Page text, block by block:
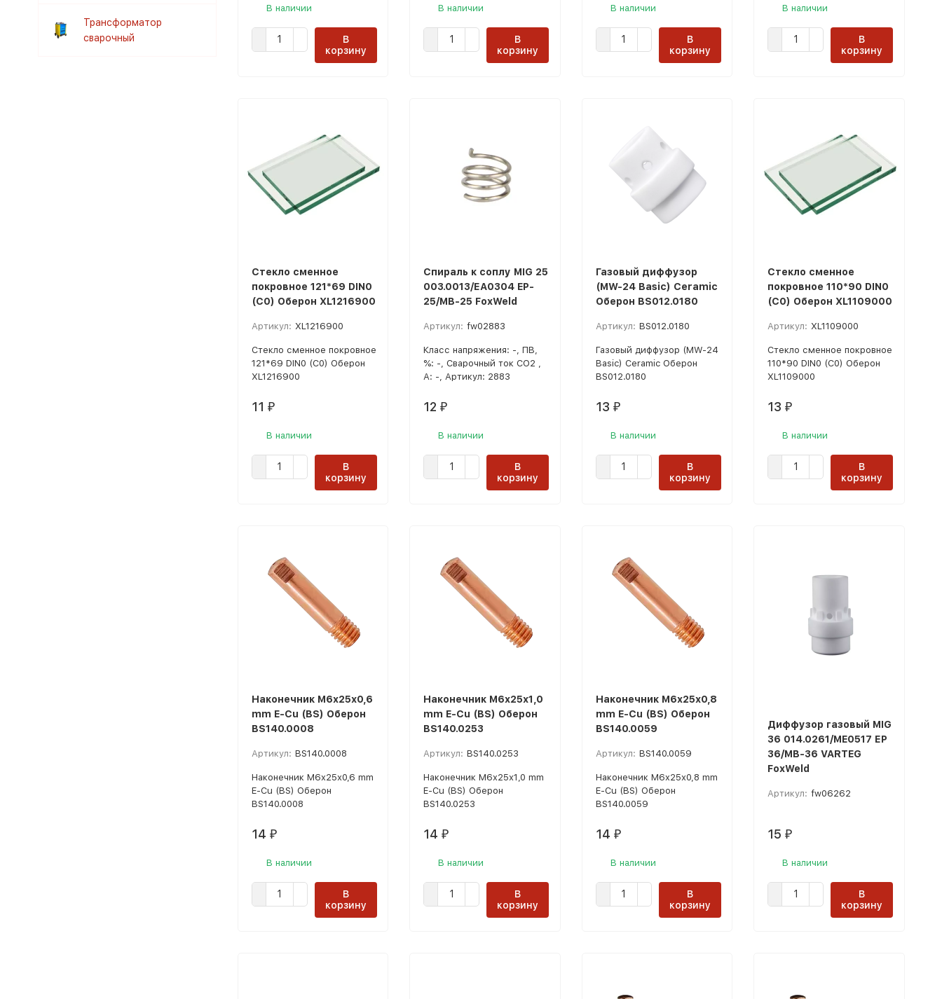
В наличии
В
корзину
В наличии
В
корзину
В наличии
В
корзину
В наличии
В
корзину
Стекло сменное
покровное 121*69 DIN0
(C0) Оберон XL1216900
Артикул: XL1216900
Стекло сменное покровное
121*69 DIN0 (C0) Оберон
XL1216900
11 ₽
В наличии
В
корзину
Спираль к соплу MIG 25
003.0013/ЕА0304 EP-
25/MB-25 FoxWeld
Артикул: fw02883
Класс напряжения: -, ПВ,
%: -, Сварочный ток CO2 ,
А: -, Артикул: 2883
12 ₽
В наличии
В
корзину
Газовый диффузор
(MW-24 Basic) Ceramic
Оберон BS012.0180
Артикул: BS012.0180
Газовый диффузор (MW-24
Basic) Ceramic Оберон
BS012.0180
13 ₽
В наличии
В
корзину
Стекло сменное
покровное 110*90 DIN0
(C0) Оберон XL1109000
Артикул: XL1109000
Стекло сменное покровное
110*90 DIN0 (C0) Оберон
XL1109000
13 ₽
В наличии
В
корзину
Наконечник М6x25х0,6
mm E-Cu (BS) Оберон
BS140.0008
Артикул: BS140.0008
Наконечник М6x25х0,6 mm
E-Cu (BS) Оберон
BS140.0008
14 ₽
В наличии
В
корзину
Наконечник М6x25х1,0
mm E-Cu (BS) Оберон
BS140.0253
Артикул: BS140.0253
Наконечник М6x25х1,0 mm
E-Cu (BS) Оберон
BS140.0253
14 ₽
В наличии
В
корзину
Наконечник М6x25х0,8
mm E-Cu (BS) Оберон
BS140.0059
Артикул: BS140.0059
Наконечник М6x25х0,8 mm
E-Cu (BS) Оберон
BS140.0059
14 ₽
В наличии
В
корзину
Диффузор газовый MIG
36 014.0261/ME0517 ЕP
36/МВ-36 VARTEG
FoxWeld
Артикул: fw06262
15 ₽
В наличии
В
корзину
Трансформатор
сварочный